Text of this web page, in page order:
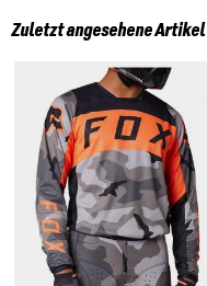
Zuletzt angesehene Artikel